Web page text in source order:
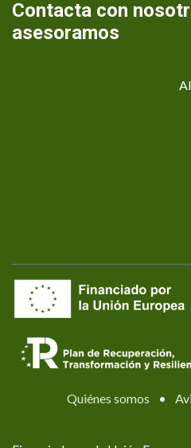
Contacta con
asesoramos
Quiénes somos •